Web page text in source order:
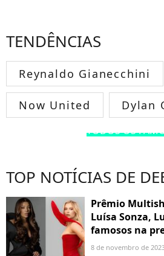
TENDÊNCIAS
Reynaldo Gianecchini
Now United Dylan
TODOS OS
TOP NOTÍCIAS DE
Prêmio
Luísa Sonza,
famosos na
8 de novembro de